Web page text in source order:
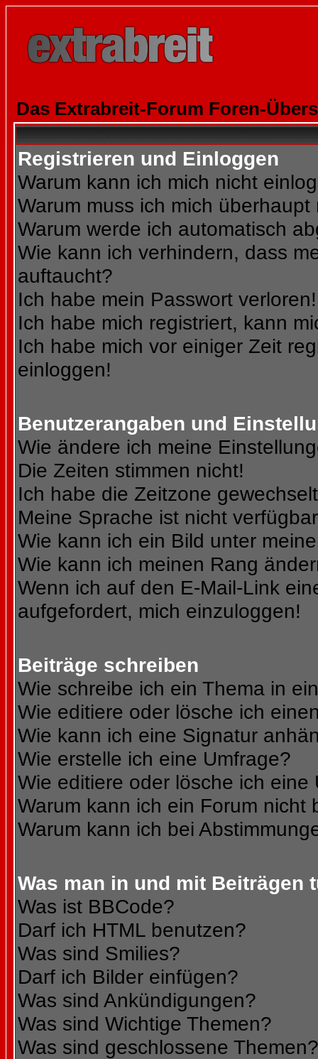
Das Extrabreit-Forum Foren-
Registrieren und Einloggen
Warum kann ich mich nicht
Warum muss ich mich überhaupt
Warum werde ich automatisch
Wie kann ich verhindern, dass
auftaucht?
Ich habe mein Passwort verloren!
Ich habe mich registriert, kann
Ich habe mich vor einiger Zeit
einloggen!
Benutzerangaben und
Wie ändere ich meine
Die Zeiten stimmen nicht!
Ich habe die Zeitzone
Meine Sprache ist nicht
Wie kann ich ein Bild unter
Wie kann ich meinen Rang
Wenn ich auf den E-Mail-Link
aufgefordert, mich einzuloggen!
Beiträge schreiben
Wie schreibe ich ein Thema in
Wie editiere oder lösche ich
Wie kann ich eine Signatur
Wie erstelle ich eine Umfrage?
Wie editiere oder lösche ich eine
Warum kann ich ein Forum nicht
Warum kann ich bei
Was man in und mit Beiträgen
Was ist BBCode?
Darf ich HTML benutzen?
Was sind Smilies?
Darf ich Bilder einfügen?
Was sind Ankündigungen?
Was sind Wichtige Themen?
Was sind geschlossene Themen?